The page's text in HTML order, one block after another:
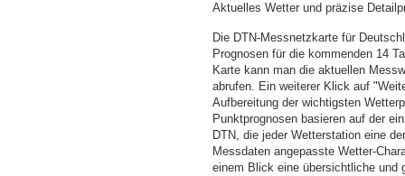
Aktuelles Wetter und präzise
Die DTN-Messnetzkarte für
Prognosen für die kommenden 14
Karte kann man die aktuellen
abrufen. Ein weiterer Klick auf
Aufbereitung der wichtigsten
Punktprognosen basieren auf der
DTN, die jeder Wetterstation eine
Messdaten angepasste Wetter-
einem Blick eine übersichtliche und